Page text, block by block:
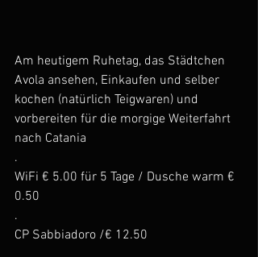
Am heutigem Ruhetag, das Städtchen
Avola ansehen, Einkaufen und selber
kochen (natürlich Teigwaren) und
vorbereiten für die morgige Weiterfahrt
nach Catania
.
WiFi € 5.00 für 5 Tage / Dusche warm €
0.50
.
CP Sabbiadoro /€ 12.50